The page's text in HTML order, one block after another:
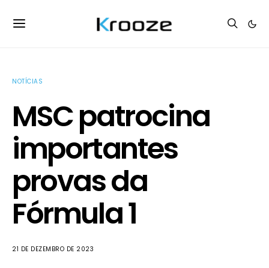
NOTÍCIAS
MSC patrocina
importantes
provas da
Fórmula 1
21 DE DEZEMBRO DE 2023